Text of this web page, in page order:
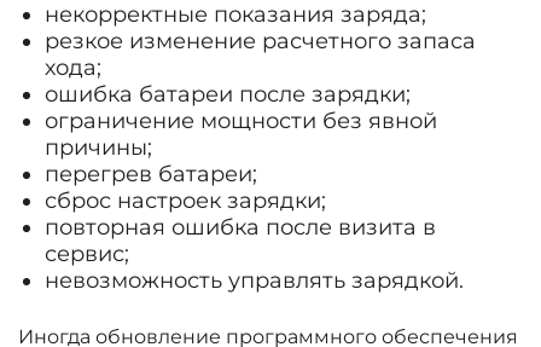
некорректные показания заряда;
резкое изменение расчетного запаса
хода;
ошибка батареи после зарядки;
ограничение мощности без явной
причины;
перегрев батареи;
сброс настроек зарядки;
повторная ошибка после визита в
сервис;
невозможность управлять зарядкой.
Иногда обновление программного обеспечения